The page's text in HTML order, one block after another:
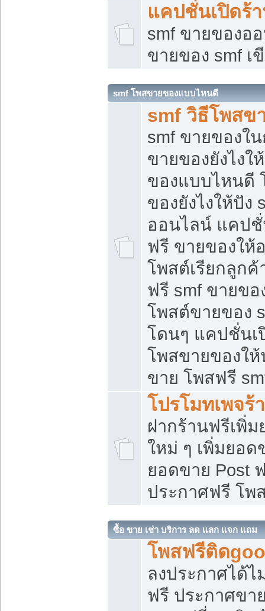
แคปชั่นเปิดร้
smf ขายของอ
ขายของ smf เ
smf โพสขายของแบบไหนดี
smf วิธีโพสข
smf ขายของใ
ขายของยังไง
ของแบบไหนดี
ของยังไงให้ปั
ออนไลน์ แคป
ฟรี ขายของให้
โพสต์เรียกลูกค้
ฟรี smf ขายขอ
โพสต์ขายของ
โดนๆ แคปชั่นเ
โพสขายของใ
ขาย โพสฟรี
โปรโมทเพจร้
ฝากร้านฟรีเพิ่
ใหม่ ๆ เพิ่มยอด
ยอดขาย Post
ประกาศฟรี โพ
ซื้อ ขาย เช่า บริการ ลด แลก แจก แถม
โพสฟรีติด
ลงประกาศได้
ฟรี ประกาศข